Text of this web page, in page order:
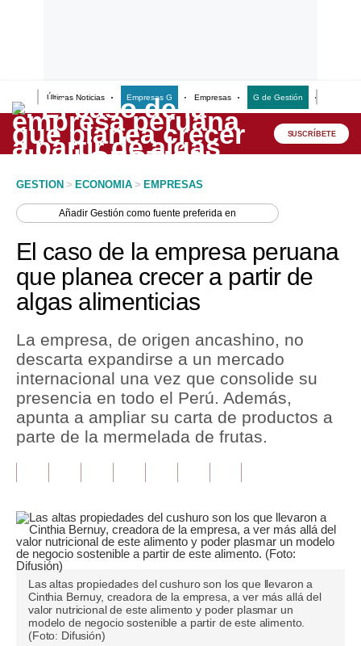
Últimas Noticias Empresas G Empresas G de Gestión
Lo último
Peru Quiosco
Economía
Mercados
Política
Finanzas Personales
Opinión
Editorial
Pregunta de hoy
Blogs
SUSCRÍBETE
GESTION > ECONOMIA > EMPRESAS
AñadirGestión como fuente preferida en
El caso de la empresa peruana
que planea crecer a partir de
algas alimenticias
La empresa, de origen ancashino, no
descarta expandirse a un mercado
internacional una vez que consolide su
presencia en todo el Perú. Además,
apunta a ampliar su carta de productos a
parte de la mermelada de frutas.
Las altas propiedades del cushuro son los que llevaron a
Cinthia Bernuy, creadora de la empresa, a ver más allá del
valor nutricional de este alimento y poder plasmar un
modelo de negocio sostenible a partir de este alimento.
(Foto: Difusión)